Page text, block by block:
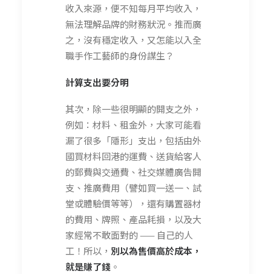
收入來源，便不知每月平均收入，
無法理解品牌的財務狀況。推而廣
之，沒有穩定收入，又怎能以入全
職手作工藝師的身份謀生？
計算支出要分明
其次，除一些很明顯的開支之外，
例如：材料、租金外，大家可能看
漏了很多「隱形」支出，包括由外
國買材料回港的運費、送貨給客人
的郵費與交通費、社交媒體廣告開
支、推廣費用（譬如買一送一、試
堂或體驗價等等），還有購置器材
的費用、牌照、產品耗損，以及大
家經常不敢面對的 —— 自己的人
工！所以， 別以為售價高於成本，
就是賺了錢 。